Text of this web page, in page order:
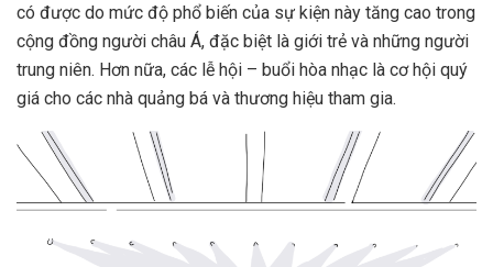
có được do mức độ phổ biến của sự kiện này tăng cao trong
cộng đồng người châu Á, đặc biệt là giới trẻ và những người
trung niên. Hơn nữa, các lễ hội – buổi hòa nhạc là cơ hội quý
giá cho các nhà quảng bá và thương hiệu tham gia.